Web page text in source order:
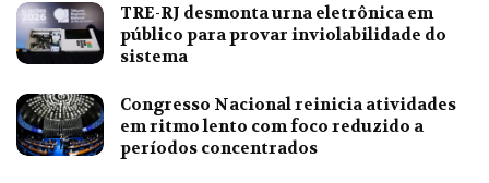
TRE-RJ desmonta urna eletrônica em
público para provar inviolabilidade do
sistema
Congresso Nacional reinicia atividades
em ritmo lento com foco reduzido a
períodos concentrados